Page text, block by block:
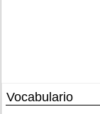
Vocabulario